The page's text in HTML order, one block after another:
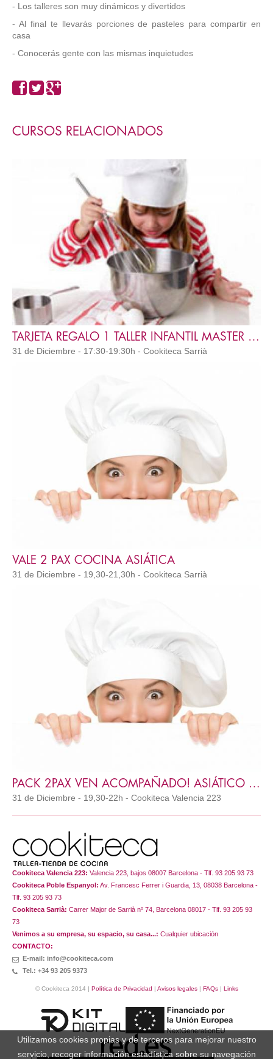
Utilizamos cookies propias y de terceros para mejorar nuestro
servicio, recoger información estadística sobre su navegación
- Los talleres son muy dinámicos y divertidos
- Al final te llevarás porciones de pasteles para compartir en
casa
- Conocerás gente con las mismas inquietudes
CURSOS RELACIONADOS
31 de Diciembre - 17:30-19:30h - Cookiteca Sarrià
VALE 2 PAX COCINA ASIÁTICA
31 de Diciembre - 19,30-21,30h - Cookiteca Sarrià
31 de Diciembre - 19,30-22h - Cookiteca Valencia 223
Cookiteca Valencia 223: Valencia 223, bajos 08007 Barcelona - Tlf. 93 205 93 73
Cookiteca Poble Espanyol: Av. Francesc Ferrer i Guardia, 13, 08038 Barcelona -
Tlf. 93 205 93 73
Cookiteca Sarrià: Carrer Major de Sarrià nº 74, Barcelona 08017 - Tlf. 93 205 93
73
Venimos a su empresa, su espacio, su casa...: Cualquier ubicación
CONTACTO:
E-mail: info@cookiteca.com
Tel.: +34 93 205 9373
© Cookiteca 2014 | Política de Privacidad | Avisos legales| FAQs| Links